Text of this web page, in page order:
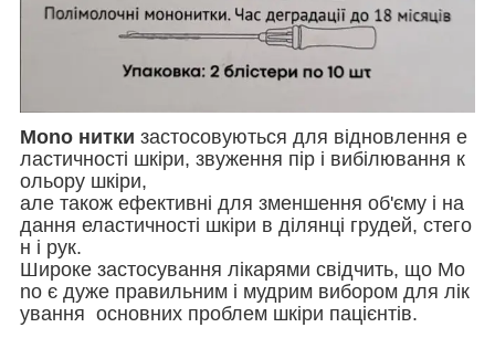
Mono нитки застосовуються для відновлення е
ластичності шкіри, звуження пір і вибілювання к
ольору шкіри,
але також ефективні для зменшення об'єму і на
дання еластичності шкіри в ділянці грудей, стего
н і рук.
Широке застосування лікарями свідчить, що Mo
no є дуже правильним і мудрим вибором для лік
ування основних проблем шкіри пацієнтів.